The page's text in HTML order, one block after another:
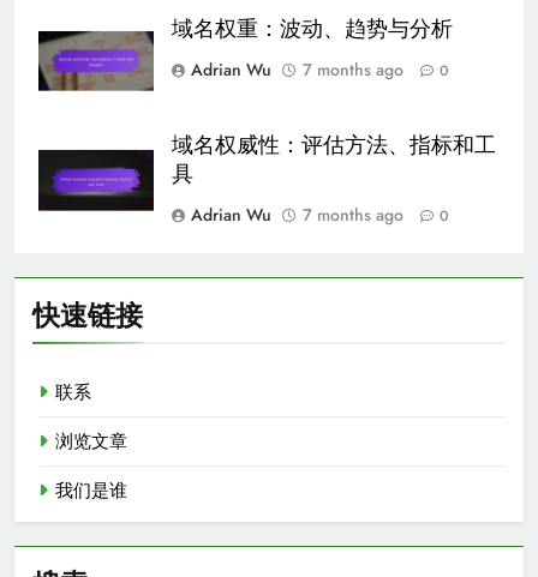
域名权重：波动、趋势与分析
Adrian Wu
7 months ago 0
域名权威性：评估方法、指标和工
具
Adrian Wu
7 months ago 0
快速链接
联系
浏览文章
我们是谁